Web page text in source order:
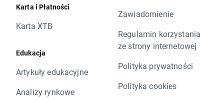
Karta i Płatności
Karta XTB
Edukacja
Artykuły edukacyjne
Analizy rynkowe
Zawiadomienie
Regulamin korzystania
ze strony internetowej
Polityka prywatności
Polityka cookies